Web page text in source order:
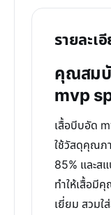
รายละเ
คุณสมบั
mvp
เสื้อบีบอัด
ใช้วัสดุคุณภ
85% และส
ทำให้เสื้อ
เยี่ยม สวมใ